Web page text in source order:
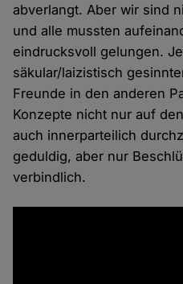
abverlangt. Aber wir sind
und alle mussten
eindrucksvoll gelungen.
säkular/laizistisch
Freunde in den anderen
Konzepte nicht nur auf
auch innerparteilich
geduldig, aber nur
verbindlich.